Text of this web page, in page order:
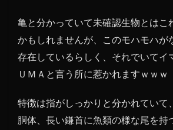
亀と分かっていて未確認生物とはこ
かもしれませんが、このモハモハが
存在しているらしく、それでいてイ
ＵＭＡと言う所に惹かれますｗｗｗ
特徴は指がしっかりと分かれていて
胴体、長い鎌首に魚類の様な尾を